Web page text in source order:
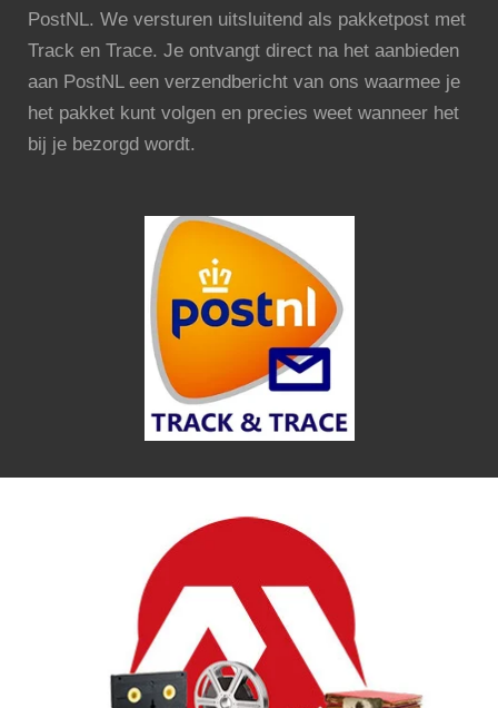
PostNL. We versturen uitsluitend als pakketpost met
Track en Trace. Je ontvangt direct na het aanbieden
aan PostNL een verzendbericht van ons waarmee je
het pakket kunt volgen en precies weet wanneer het
bij je bezorgd wordt.